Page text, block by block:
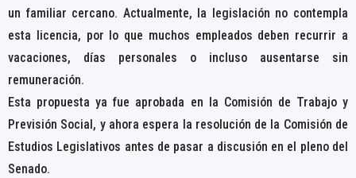
un familiar cercano. Actualmente, la legislación no contempla
esta licencia, por lo que muchos empleados deben recurrir a
vacaciones, días personales o incluso ausentarse sin
remuneración.
Esta propuesta ya fue aprobada en la Comisión de Trabajo y
Previsión Social, y ahora espera la resolución de la Comisión de
Estudios Legislativos antes de pasar a discusión en el pleno del
Senado.